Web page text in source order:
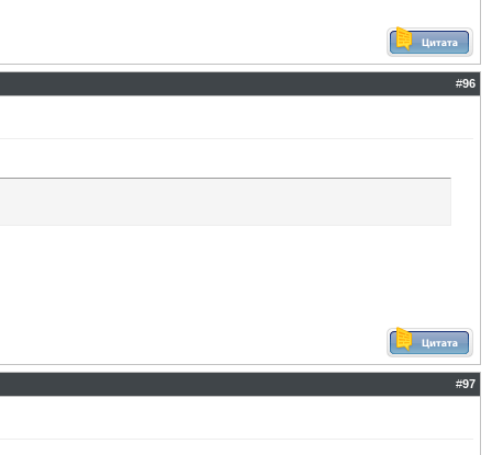
#96
#97